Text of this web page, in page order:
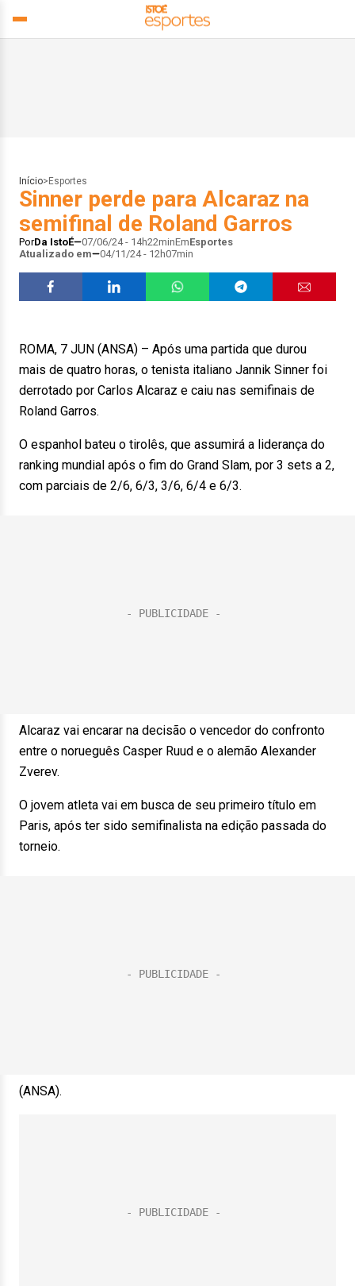
Início> Esportes
Sinner perde para Alcaraz na
semifinal de Roland Garros
PorDa IstoÉ 07/06/24 - 14h22minEmEsportes
Atualizado em
04/11/24 - 12h07min
ROMA, 7 JUN (ANSA) – Após uma partida que durou
mais de quatro horas, o tenista italiano Jannik Sinner foi
derrotado por Carlos Alcaraz e caiu nas semifinais de
Roland Garros.
O espanhol bateu o tirolês, que assumirá a liderança do
ranking mundial após o fim do Grand Slam, por 3 sets a 2,
com parciais de 2/6, 6/3, 3/6, 6/4 e 6/3.
Alcaraz vai encarar na decisão o vencedor do confronto
entre o norueguês Casper Ruud e o alemão Alexander
Zverev.
O jovem atleta vai em busca de seu primeiro título em
Paris, após ter sido semifinalista na edição passada do
torneio.
(ANSA).